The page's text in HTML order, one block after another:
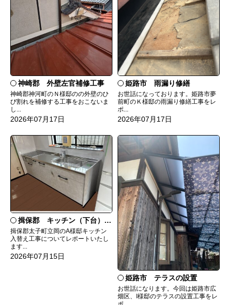
神崎郡 外壁左官補修工事
神崎郡神河町のＮ様邸のの外壁のひ
び割れを補修する工事をおこないま
し...
2026年07月17日
姫路市 雨漏り修繕
お世話になっております。姫路市夢
前町のＫ様邸の雨漏り修繕工事をレ
ポ...
2026年07月17日
揖保郡 キッチン（下台）交換
揖保郡太子町立岡のA様邸キッチン
入替え工事についてレポートいたし
ます...
2026年07月15日
姫路市 テラスの設置
お世話になります。今回は姫路市広
畑区、I様邸のテラスの設置工事をレ